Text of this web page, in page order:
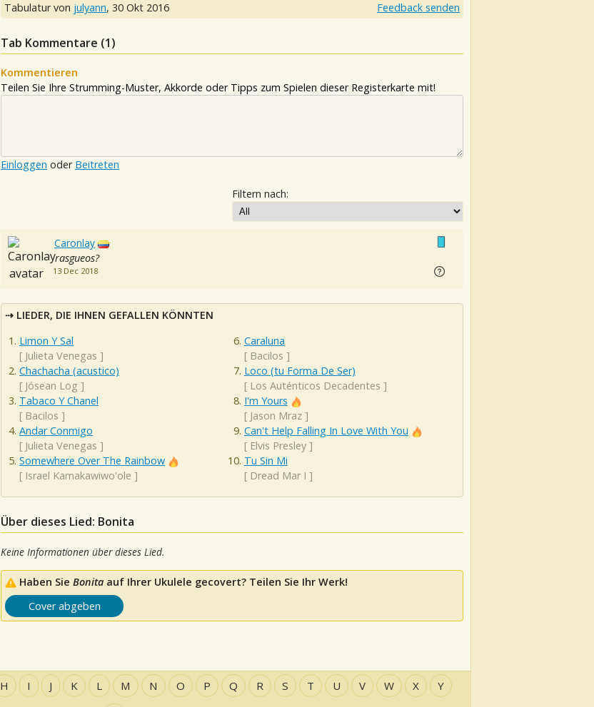
Tabulatur von julyann, 30 Okt 2016 Feedback senden
Tab Kommentare (1)
Kommentieren
Teilen Sie Ihre Strumming-Muster, Akkorde oder Tipps zum Spielen dieser Registerkarte mit!
Einloggen oder Beitreten
Filtern nach:
Caronlay
rasgueos?
13 Dec 2018
LIEDER, DIE IHNEN GEFALLEN KÖNNTEN
Limon Y Sal
[ Julieta Venegas ]
Chachacha (acustico)
[ Jósean Log ]
Tabaco Y Chanel
[ Bacilos ]
Andar Conmigo
[ Julieta Venegas ]
Somewhere Over The Rainbow
[ Israel Kamakawiwo'ole ]
Caraluna
[ Bacilos ]
Loco (tu Forma De Ser)
[ Los Auténticos Decadentes ]
I'm Yours
[ Jason Mraz]
Can't Help Falling In Love With You
[ Elvis Presley]
Tu Sin Mi
[ Dread Mar I ]
Über dieses Lied: Bonita
Keine Informationen über dieses Lied.
Haben Sie Bonita auf Ihrer Ukulele gecovert? Teilen Sie Ihr Werk!
Cover abgeben
H I J K L M N O P Q R S T U V W X Y